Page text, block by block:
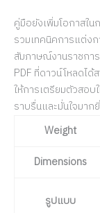
คู่มือยังเพิ่มโอกาสใ
รวมเทคนิคการแต่ง
สัมภาษณ์งานราชกา
PDF ที่ดาวน์โหลดไ
ให้การเตรียมตัวสอ
ราบรื่นและมั่นใจมาก
Weight
Dimensions
รูปแบบ